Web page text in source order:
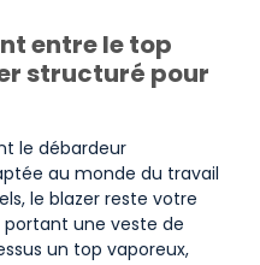
entre le top
structuré pour
le débardeur
au monde du travail
le blazer reste votre
portant une veste de
un top vaporeux,